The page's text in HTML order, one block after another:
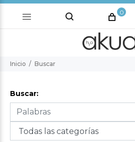
0
Inicio Buscar
Buscar: